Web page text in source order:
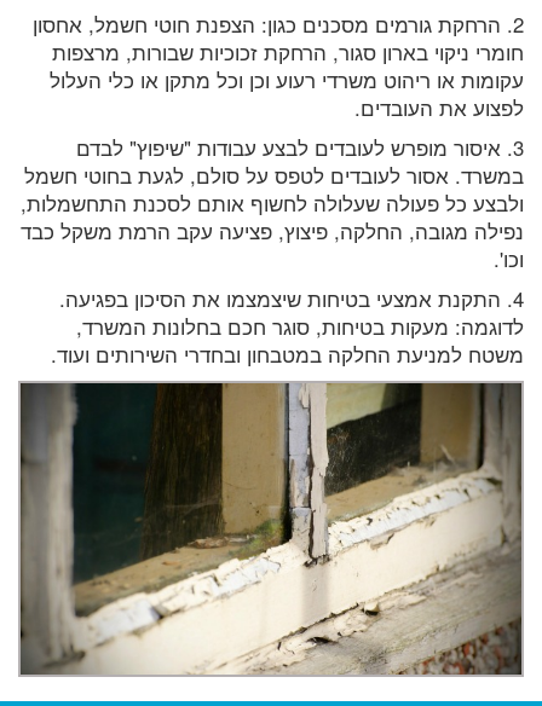
2. הרחקת גורמים מסכנים כגון: הצפנת חוטי חשמל, אחסון
חומרי ניקוי בארון סגור, הרחקת זכוכיות שבורות, מרצפות
עקומות או ריהוט משרדי רעוע וכן וכל מתקן או כלי העלול
לפצוע את העובדים.
3. איסור מופרש לעובדים לבצע עבודות "שיפוץ" לבדם
במשרד. אסור לעובדים לטפס על סולם, לגעת בחוטי חשמל
ולבצע כל פעולה שעלולה לחשוף אותם לסכנת התחשמלות,
נפילה מגובה, החלקה, פיצוץ, פציעה עקב הרמת משקל כבד
וכו'.
4. התקנת אמצעי בטיחות שיצמצמו את הסיכון בפגיעה.
לדוגמה: מעקות בטיחות, סוגר חכם בחלונות המשרד,
משטח למניעת החלקה במטבחון ובחדרי השירותים ועוד.